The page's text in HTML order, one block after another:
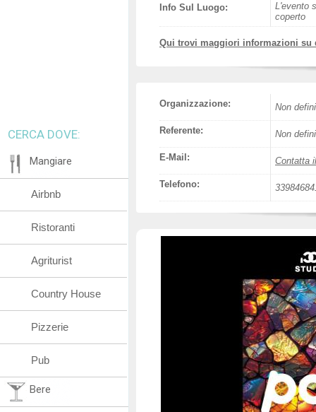
Info Sul Luogo:
L'evento
coperto
Qui trovi maggiori informazioni su
Organizzazione: Non
Referente: Non
E-Mail: Contatta
Telefono:
CERCA DOVE:
Mangiare
Airbnb
Ristoranti
Agriturist
Country House
Pizzerie
Pub
Bere